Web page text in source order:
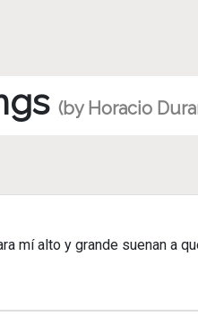
(by Horacio
mí alto y grande suenan a